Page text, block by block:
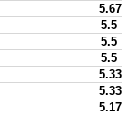
5.67
5.5
5.5
5.5
5.33
5.33
5.17